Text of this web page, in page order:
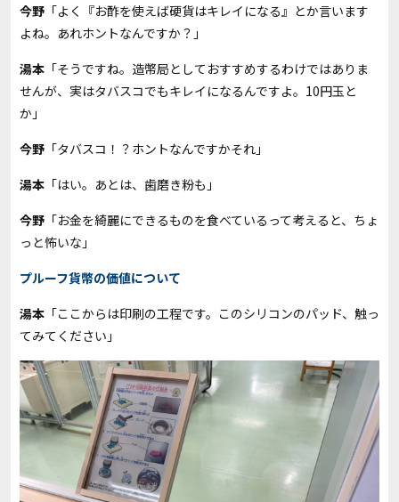
今野 「よく『お酢を使えば硬貨はキレイになる』とか言います
よね。あれホントなんですか？」
湯本 「そうですね。造幣局としておすすめするわけではありま
せんが、実はタバスコでもキレイになるんですよ。10円玉と
か」
今野 「タバスコ！？ホントなんですかそれ」
湯本 「はい。あとは、歯磨き粉も」
今野 「お金を綺麗にできるものを食べているって考えると、ちょ
っと怖いな」
プルーフ貨幣の価値について
湯本 「ここからは印刷の工程です。このシリコンのパッド、触っ
てみてください」